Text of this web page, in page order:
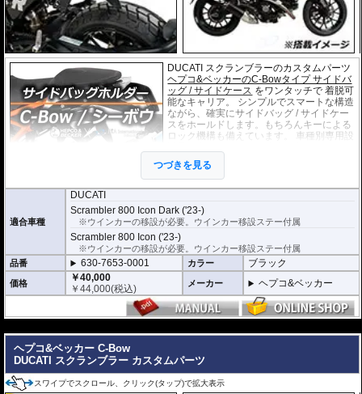
DUCATI スクランブラーのカスタムパーツ
ヘプコ&ベッカーのC-Bowタイプ サイドバ
ッグ / サイドケース をワンタッチで 着脱可
能なキャリア。 シンプルでスマートな構造
ながら、確実にサイドバッグ / サイドケー
スをホールドします。もちろんキーによる
ロック機構も備えています。 車種別専用設
※耐加重 : 片側 5kg (ケース、バッグの自重
を除く)
※サイドケースは別売です。こちらからお求め下さい。
※バッグの搭載位置を 50mm 前方または後方、30mm 上方または下方に移設す
る移設キット(オプション)もあります。
つづきを見る
適合車種
DUCATI
Scrambler 800 Icon Dark ('23-)
※ウインカーの移設が必要。ウインカー移設ステー付属
Scrambler 800 Icon ('23-)
※ウインカーの移設が必要。ウインカー移設ステー付属
品番
630-7653-0001 カラー ブラック
価格
￥40,000
￥44,000(税込) メーカー ヘプコ&ベッカー
ヘプコ&ベッカー C-Bow
DUCATI スクランブラー カスタムパーツ
スワイプでスクロール、クリック(タップ)で拡大表示